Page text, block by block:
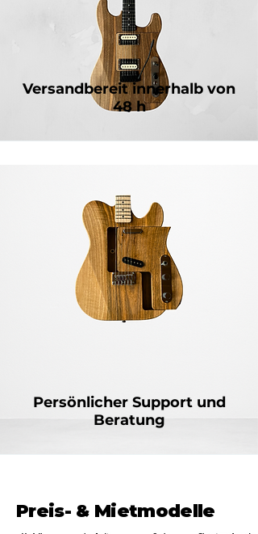
Versandbereit innerhalb von
48 h
Persönlicher Support und
Beratung
Preis- & Mietmodelle